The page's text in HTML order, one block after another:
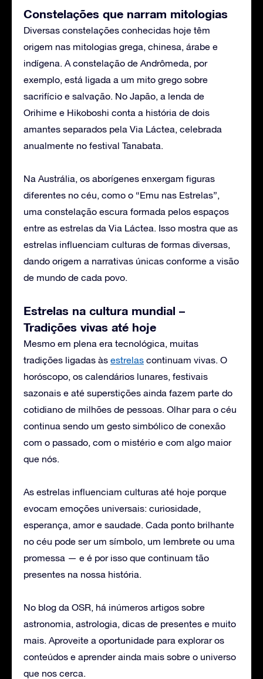
Constelações que narram mitologias
Diversas constelações conhecidas hoje têm
origem nas mitologias grega, chinesa, árabe e
indígena. A constelação de Andrômeda, por
exemplo, está ligada a um mito grego sobre
sacrifício e salvação. No Japão, a lenda de
Orihime e Hikoboshi conta a história de dois
amantes separados pela Via Láctea, celebrada
anualmente no festival Tanabata.
Na Austrália, os aborígenes enxergam figuras
diferentes no céu, como o “Emu nas Estrelas”,
uma constelação escura formada pelos espaços
entre as estrelas da Via Láctea. Isso mostra que as
estrelas influenciam culturas de formas diversas,
dando origem a narrativas únicas conforme a visão
de mundo de cada povo.
Estrelas na cultura mundial –
Tradições vivas até hoje
Mesmo em plena era tecnológica, muitas
tradições ligadas às estrelas continuam vivas. O
horóscopo, os calendários lunares, festivais
sazonais e até superstições ainda fazem parte do
cotidiano de milhões de pessoas. Olhar para o céu
continua sendo um gesto simbólico de conexão
com o passado, com o mistério e com algo maior
que nós.
As estrelas influenciam culturas até hoje porque
evocam emoções universais: curiosidade,
esperança, amor e saudade. Cada ponto brilhante
no céu pode ser um símbolo, um lembrete ou uma
promessa — e é por isso que continuam tão
presentes na nossa história.
No blog da OSR, há inúmeros artigos sobre
astronomia, astrologia, dicas de presentes e muito
mais. Aproveite a oportunidade para explorar os
conteúdos e aprender ainda mais sobre o universo
que nos cerca.